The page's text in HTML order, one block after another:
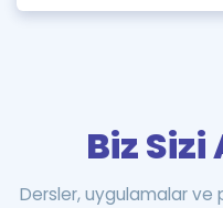
Biz
Dersler, uygulamalar ve